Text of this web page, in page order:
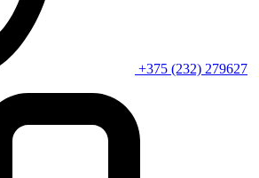
+375 (232) 279627